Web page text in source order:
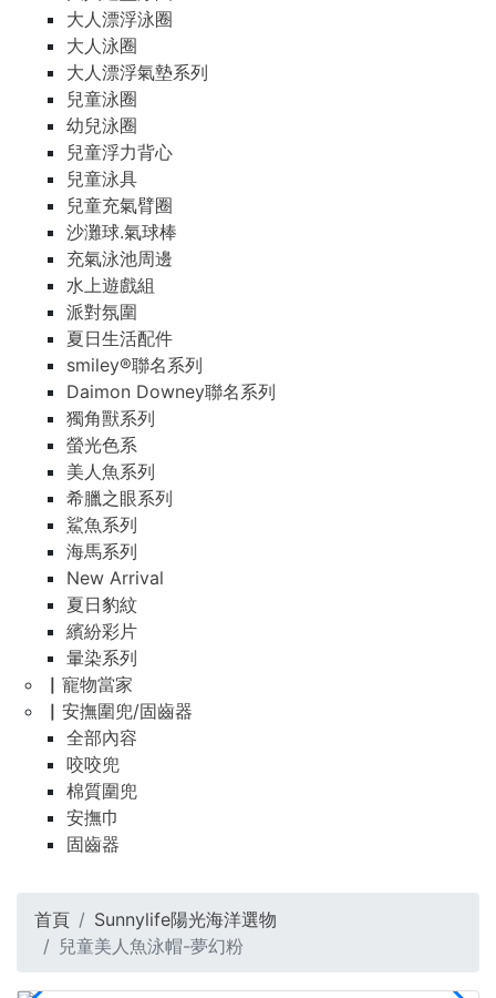
大人漂浮泳圈
大人泳圈
大人漂浮氣墊系列
兒童泳圈
幼兒泳圈
兒童浮力背心
兒童泳具
兒童充氣臂圈
沙灘球.氣球棒
充氣泳池周邊
水上遊戲組
派對氛圍
夏日生活配件
smiley®聯名系列
Daimon Downey聯名系列
獨角獸系列
螢光色系
美人魚系列
希臘之眼系列
鯊魚系列
海馬系列
New Arrival
夏日豹紋
繽紛彩片
暈染系列
▏寵物當家
▏安撫圍兜/固齒器
全部內容
咬咬兜
棉質圍兜
安撫巾
固齒器
首頁
Sunnylife陽光海洋選物
兒童美人魚泳帽-夢幻粉